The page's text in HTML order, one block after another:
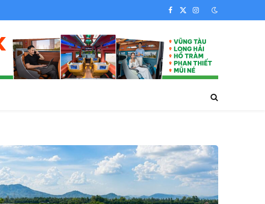
Facebook
X
Instagram